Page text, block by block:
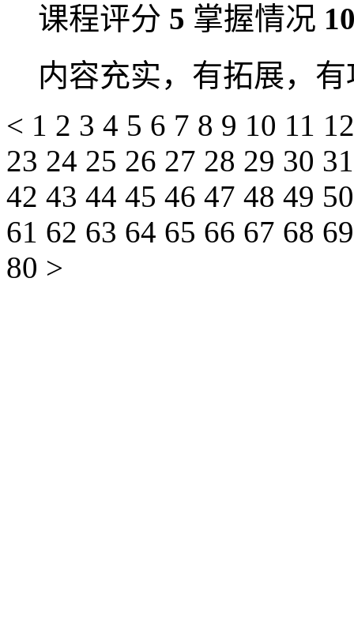
课程评分 5 掌握情况
内容充实，有拓展，
< 1 2 3 4 5 6 7 8 9 10 11
23 24 25 26 27 28 29 30
42 43 44 45 46 47 48 49
61 62 63 64 65 66 67 68
80 >